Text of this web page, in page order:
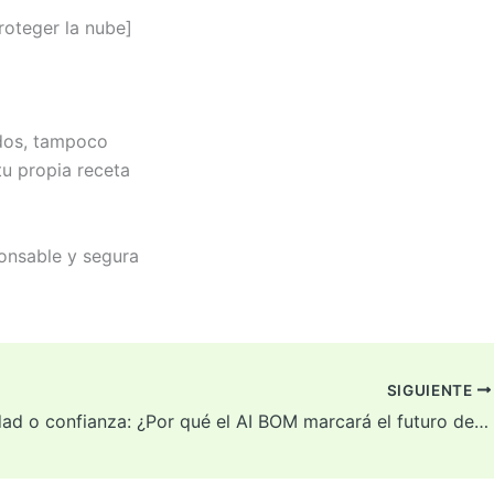
la nube]
tampoco
propia receta
y segura
SIGUIENTE
Trazabilidad o confianza: ¿Por qué el AI BOM marcará el futuro del gobierno de IA?